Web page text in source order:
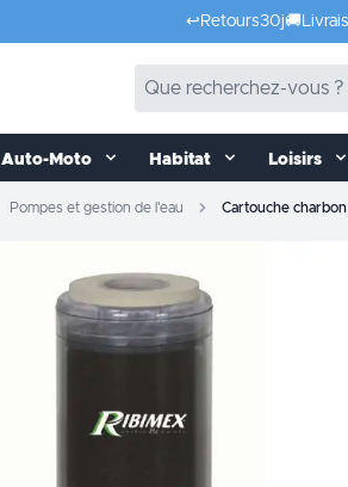
↩️ Retours30j🚚
Auto-Moto Habitat Loisirs
Pompes et gestion de l'eau Cartouche